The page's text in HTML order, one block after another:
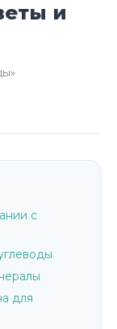
и
с
для